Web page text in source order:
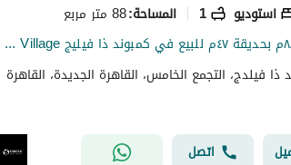
استوديو 1 المساحة:88 متر مربع
استوديو ٨٨م بحديقة ٤٧م للبيع في كمبوند ذا فيليج The Village التجمع الخامس القاهرة الجديدة مباشرة على شارع التسعين بالقرب من الجولدن سكوير وال AUC
ذا فيلدج، التجمع الخامس، القاهرة الجديدة، القاهرة
اتصل